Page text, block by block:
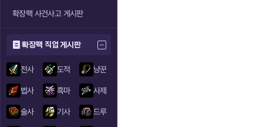
확장팩 사건사고 게시판
확장팩 직업 게시판
전사 도적 냥꾼
법사 흑마 사제
술사 기사 드루